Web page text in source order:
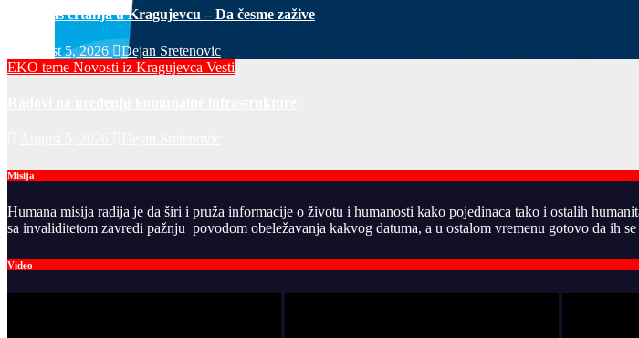
Javni čas crtanja u Kragujevcu – Da česme zažive
August 5, 2026
Dejan Sretenovic
EKO teme Novosti iz Kragujevca Vesti
Misija
Humana misija radija je da širi i pruža informacije o životu i humanosti kako pojedinaca tako i ostalih
sa invaliditetom zavredi pažnju povodom obeležavanja kakvog datuma, a u ostalom vremenu gotovo da ih se
Video